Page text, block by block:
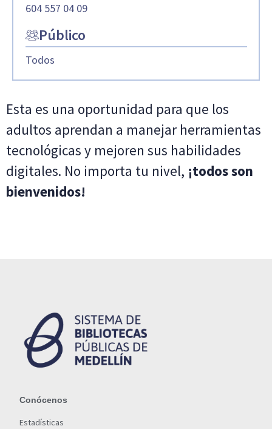
604 557 04 09
Público
Todos
Esta es una oportunidad para que los
adultos aprendan a manejar herramientas
tecnológicas y mejoren sus habilidades
digitales. No importa tu nivel, ¡todos son
bienvenidos!
Conócenos
Estadísticas